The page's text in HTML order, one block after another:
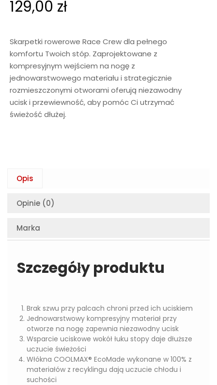
129,00 zł
Skarpetki rowerowe Race Crew dla pełnego
komfortu Twoich stóp. Zaprojektowane z
kompresyjnym wejściem na nogę z
jednowarstwowego materiału i strategicznie
rozmieszczonymi otworami oferują niezawodny
ucisk i przewiewność, aby pomóc Ci utrzymać
świeżość dłużej.
Opis
Opinie (0)
Marka
Szczegóły produktu
Brak szwu przy palcach chroni przed ich uciskiem
Jednowarstwowy kompresyjny materiał przy
otworze na nogę zapewnia niezawodny ucisk
Wsparcie uciskowe wokół łuku stopy daje dłuższe
uczucie świeżości
Włókna COOLMAX® EcoMade wykonane w 100% z
materiałów z recyklingu dają uczucie chłodu i
suchości